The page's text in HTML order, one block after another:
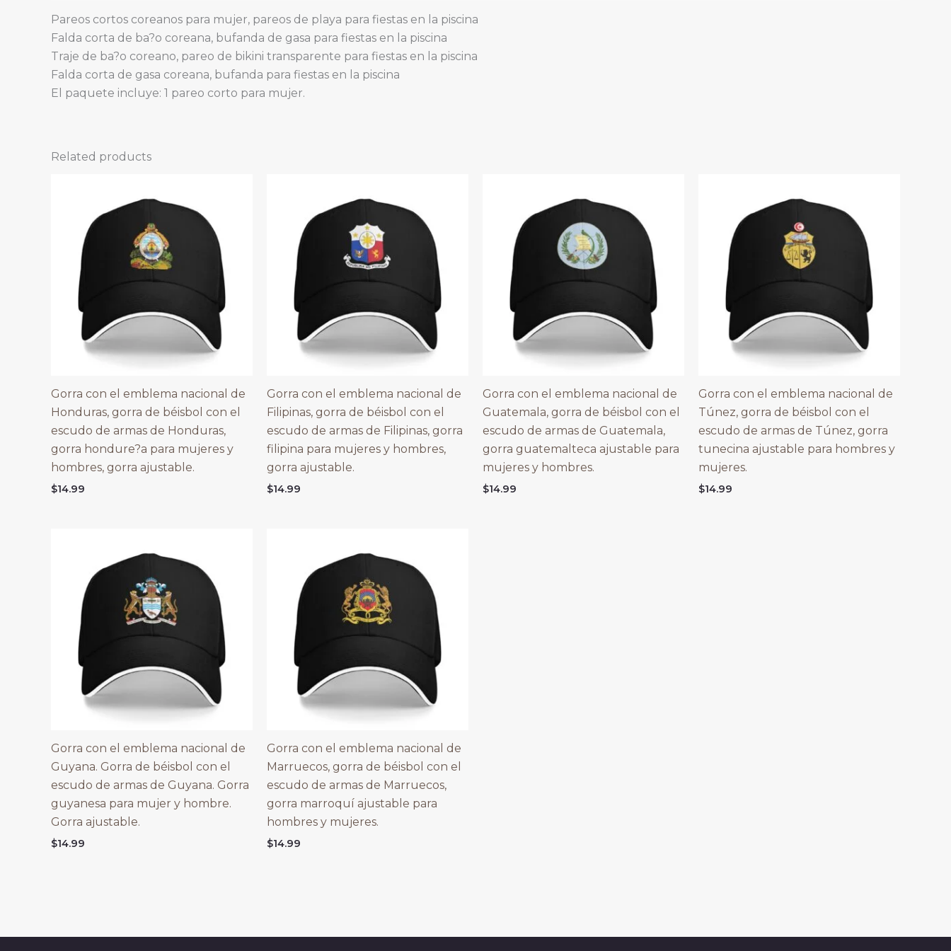
Pareos cortos coreanos para mujer, pareos de playa para fiestas en la piscina
Falda corta de ba?o coreana, bufanda de gasa para fiestas en la piscina
Traje de ba?o coreano, pareo de bikini transparente para fiestas en la piscina
Falda corta de gasa coreana, bufanda para fiestas en la piscina
El paquete incluye: 1 pareo corto para mujer.
Related products
Gorra con el emblema nacional de
Honduras, gorra de béisbol con el
escudo de armas de Honduras,
gorra hondure?a para mujeres y
hombres, gorra ajustable.
$14.99
Gorra con el emblema nacional de
Filipinas, gorra de béisbol con el
escudo de armas de Filipinas, gorra
filipina para mujeres y hombres,
gorra ajustable.
$14.99
Gorra con el emblema nacional de
Guatemala, gorra de béisbol con el
escudo de armas de Guatemala,
gorra guatemalteca ajustable para
mujeres y hombres.
$14.99
Gorra con el emblema nacional de
Túnez, gorra de béisbol con el
escudo de armas de Túnez, gorra
tunecina ajustable para hombres y
mujeres.
$14.99
Gorra con el emblema nacional de
Guyana. Gorra de béisbol con el
escudo de armas de Guyana. Gorra
guyanesa para mujer y hombre.
Gorra ajustable.
$14.99
Gorra con el emblema nacional de
Marruecos, gorra de béisbol con el
escudo de armas de Marruecos,
gorra marroquí ajustable para
hombres y mujeres.
$14.99